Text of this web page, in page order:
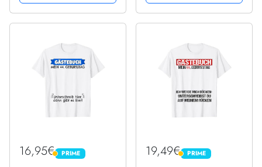
16,95€ PRIME
PRIME 19,49€ PRIME
PRIME